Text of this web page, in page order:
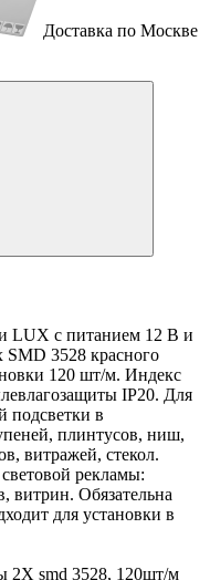
Доставка по Москве
LUX с питанием 12 В и
3528 красного
120 шт/м. Индекс
IP20. Для
подсветки в
плинтусов, ниш,
витражей, стекол.
рекламы:
витрин. Обязательна
для установки в
2Х smd 3528, 120шт/м